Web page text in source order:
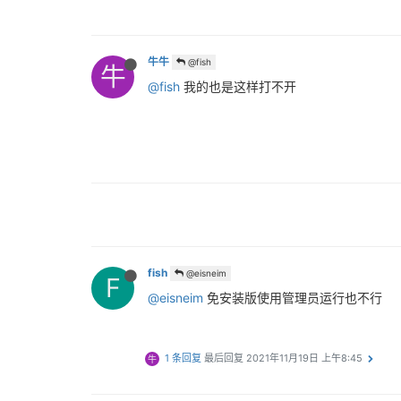
牛 牛牛 @fish
@fish 我的也是这样打不开
F fish @eisneim
@eisneim 免安装版使用管理员运行也不行
牛 1 条回复 最后回复 2021年11月19日 上午8:45